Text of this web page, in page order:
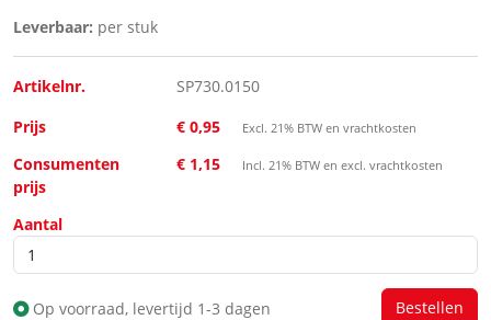
Leverbaar: per stuk
Artikelnr.
SP730.0150
Prijs
€ 0,95 Excl. 21% BTW en vrachtkosten
Consumenten
prijs
€ 1,15 Incl. 21% BTW en excl. vrachtkosten
Aantal
Op voorraad, levertijd 1-3 dagen